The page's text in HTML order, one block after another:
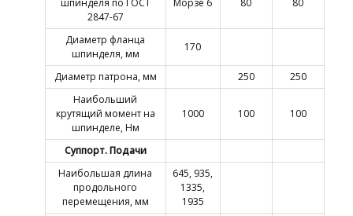
2847-67
Диаметр фланца
шпинделя, мм
170
Диаметр патрона, мм 250
250
Наибольший
крутящий момент на
шпинделе, Нм
1000 100 100
Суппорт. Подачи
Наибольшая длина
продольного
перемещения, мм
645, 935,
1335,
1935